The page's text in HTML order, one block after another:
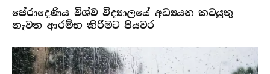
පේරාදෙණිය විශ්ව විද්‍යාලයේ අධ්‍යයන කටයුතු
නැවත ආරම්භ කිරීමට පියවර